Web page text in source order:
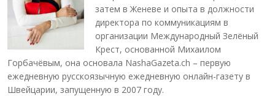
затем в Женеве и опыта в должности
директора по коммуникациям в
организации Международный Зелёный
Крест, основанной Михаилом
Горбачёвым, она основала NashaGazeta.ch – первую
ежедневную русскоязычную ежедневную онлайн-газету в
Швейцарии, запущенную в 2007 году.